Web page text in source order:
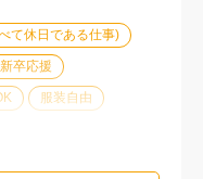
て休日である仕事)
卒応援
服装自由